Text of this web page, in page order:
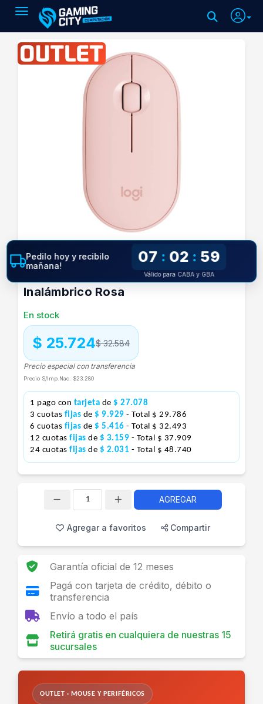
Toggle navigation
Outlet Mouse Logitech Pebble M350
Inalámbrico Rosa
En stock
$ 32.584
$ 25.724
Precio especial con transferencia
Precio S/Imp.Nac. $23.280
1 pago con tarjeta de $ 27.078
3 cuotas fijas de $ 9.929 - Total $ 29.786
6 cuotas fijas de $ 5.416 - Total $ 32.493
12 cuotas fijas de $ 3.159 - Total $ 37.909
24 cuotas fijas de $ 2.031 - Total $ 48.740
Pedilo hoy y recibilo
mañana!
07 : 02 : 58
Válido para CABA y GBA
AGREGAR
Agregar a favoritos Compartir
Garantía oficial de 12 meses
Pagá con tarjeta de crédito, débito o
transferencia
Envío a todo el país
Retirá gratis en cualquiera de nuestras 15
sucursales
OUTLET · MOUSE Y PERIFÉRICOS